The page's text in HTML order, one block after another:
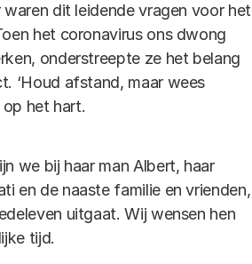
waren dit leidende vragen voor het
het coronavirus ons dwong
onderstreepte ze het belang
‘Houd afstand, maar wees
op het hart.
we bij haar man Albert, haar
en de naaste familie en vrienden,
uitgaat. Wij wensen hen
tijd.